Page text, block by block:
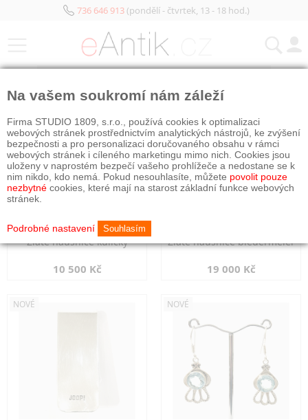
736 646 913(pondělí - čtvrtek, 13 - 18 hod.)
Zlaté náušnice kuličky
10 500 Kč
Zlaté náušnice biedermeier
19 000 Kč
NOVÉ NOVÉ
Na vašem soukromí nám záleží
Firma STUDIO 1809, s.r.o., používá cookies k optimalizaci
webových stránek prostřednictvím analytických nástrojů, ke zvýšení
bezpečnosti a pro personalizaci doručovaného obsahu v rámci
webových stránek i cíleného marketingu mimo nich. Cookies jsou
uloženy v naprostém bezpečí vašeho prohlížeče a nedostane se k
nim nikdo, kdo nemá. Pokud nesouhlasíte, můžete povolit pouze
nezbytné cookies, které mají na starost základní funkce webových
stránek.
Podrobné nastavení Souhlasím